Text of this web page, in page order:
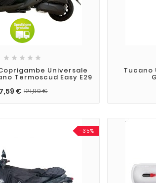
    
Universale
Termoscud Easy E29
€ 121,99 €
Tucano
-35%